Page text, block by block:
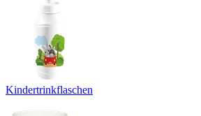
Kindertrinkflaschen